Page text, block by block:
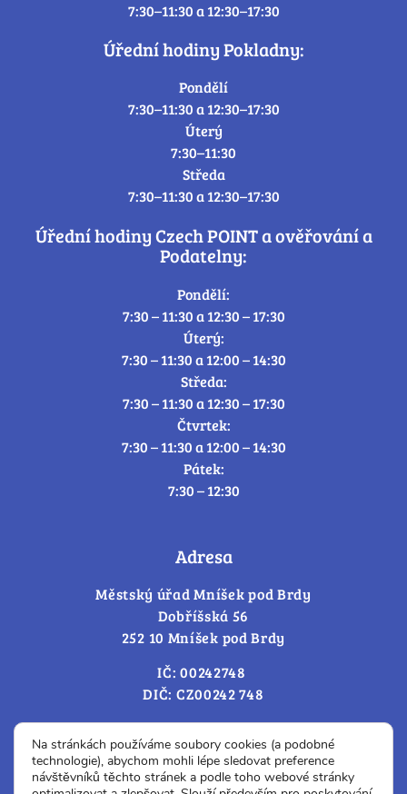
7:30–11:30 a 12:30–17:30
Úřední hodiny Pokladny:
Pondělí
7:30–11:30 a 12:30–17:30
Úterý
7:30–11:30
Středa
7:30–11:30 a 12:30–17:30
Úřední hodiny Czech POINT a ověřování a
Podatelny:
Pondělí:
7:30 – 11:30 a 12:30 – 17:30
Úterý:
7:30 – 11:30 a 12:00 – 14:30
Středa:
7:30 – 11:30 a 12:30 – 17:30
Čtvrtek:
7:30 – 11:30 a 12:00 – 14:30
Pátek:
7:30 – 12:30
Adresa
Městský úřad Mníšek pod Brdy
Dobříšská 56
252 10 Mníšek pod Brdy
IČ: 00242748
DIČ: CZ00242 748
Cookies – změna souhlasu
Na stránkách používáme soubory cookies (a podobné
technologie), abychom mohli lépe sledovat preference
návštěvníků těchto stránek a podle toho webové stránky